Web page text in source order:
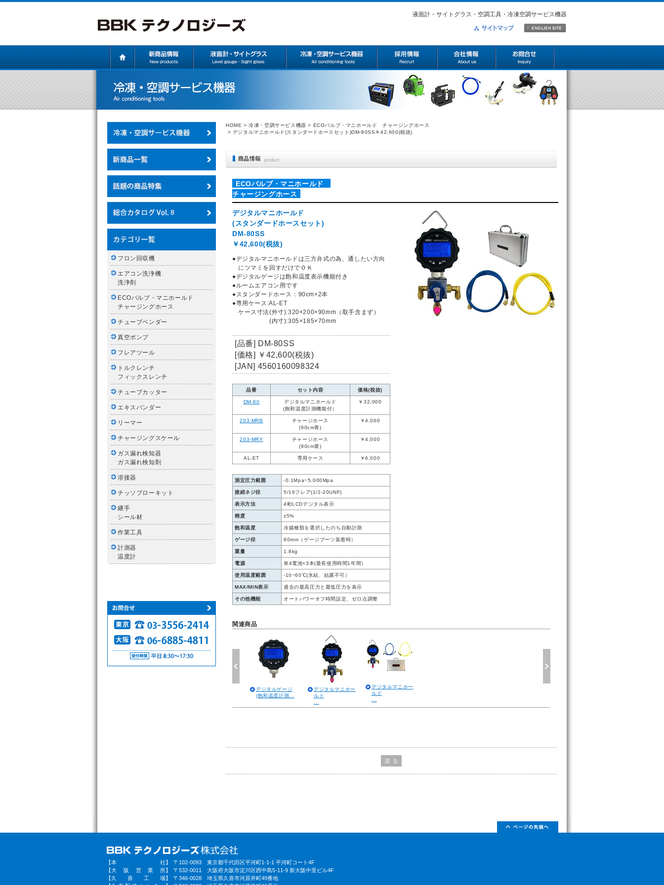
液面計・サイトグラス・空調工具・冷凍空調サービス機器
HOME >冷凍・空調サービス機器 > ECOバルブ・マニホールド チャージングホース
> デジタルマニホールド(スタンダードホースセット)DM-80SS￥42,600(税抜)
ECOバルブ・マニホールド
チャージングホース
デジタルマニホールド
(スタンダードホースセット)
DM-80SS
￥42,600(税抜)
●デジタルマニホールドは三方弁式の為、通したい方向
にツマミを回すだけでＯＫ
●デジタルゲージは飽和温度表示機能付き
●ルームエアコン用です
●スタンダードホース：90cm×2本
●専用ケース:AL-ET
ケース寸法(外寸):320×200×90mm（取手含まず）
(内寸):305×185×70mm
[品番] DM-80SS
[価格] ￥42,600(税抜)
[JAN] 4560160098324
品番 セット内容 価格(税抜)
DM-80
デジタルマニホールド
(飽和温度計測機能付）
￥32,000
203-MRB
チャージホース
(90cm青)
￥4,000
203-MRY
チャージホース
(90cm黄)
￥4,000
AL-ET 専用ケース ￥6,000
測定圧力範囲 -0.1Mpa~5.000Mpa
接続ネジ径 5/16フレア(1/2-20UNF)
表示方法 4桁LCDデジタル表示
精度 ±5%
飽和温度 冷媒種類を選択したのち自動計測
ゲージ径 80mm（ゲージブーツ装着時）
重量 1.8kg
電源 単4電池×3本(最長使用時間1年間）
使用温度範囲 -10~60℃(氷結、結露不可）
MAX/MIN表示 過去の最高圧力と最低圧力を表示
その他機能 オートパワーオフ時間設定、ゼロ点調整
関連商品
デジタルゲージ
(飽和温度計測...
デジタルマニホー
ルド
デジタルマニホー
ルド
戻 る
フロン回収機
エアコン洗浄機
洗浄剤
ECOバルブ・マニホールド
チャージングホース
チューブベンダー
真空ポンプ
フレアツール
トルクレンチ
フィックスレンチ
チューブカッター
エキスパンダー
リーマー
チャージングスケール
ガス漏れ検知器
ガス漏れ検知剤
溶接器
チッソブローキット
継手
シール材
作業工具
計測器
温度計
【本社】
〒102-0093 東京都千代田区平河町1-1-1 平河町コート4F
【大阪営業所】
〒532-0011 大阪府大阪市淀川区西中島5-11-9 新大阪中里ビル4F
【久喜工場】
〒346-0028 埼玉県久喜市河原井町49番地